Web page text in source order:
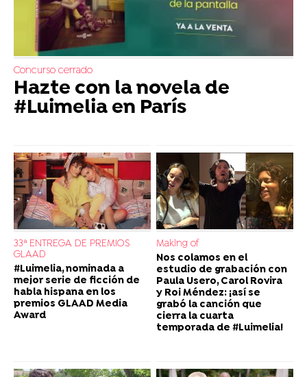
Concurso cerrado
Hazte con la novela de
#Luimelia en París
33ª ENTREGA DE PREMIOS
GLAAD
#Luimelia, nominada a
mejor serie de ficción de
habla hispana en los
premios GLAAD Media
Award
Making of
Nos colamos en el
estudio de grabación con
Paula Usero, Carol Rovira
y Roi Méndez: ¡así se
grabó la canción que
cierra la cuarta
temporada de #Luimelia!